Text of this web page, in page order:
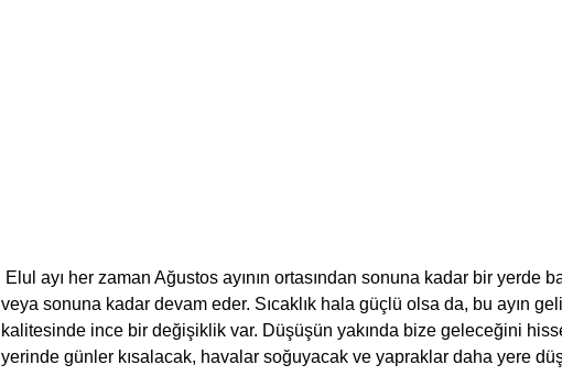
veya sonuna kadar devam eder. Sıcaklık hala güçlü olsa da, bu ayın
kalitesinde ince bir değişiklik var. Düşüşün yakında bize geleceğini
yerinde günler kısalacak, havalar soğuyacak ve yapraklar daha yere